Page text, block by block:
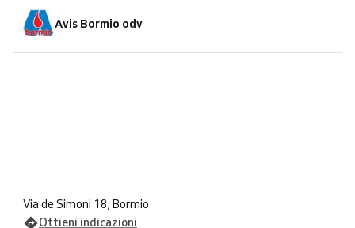
Avis Bormio odv
Via de Simoni 18, Bormio
Ottieni indicazioni